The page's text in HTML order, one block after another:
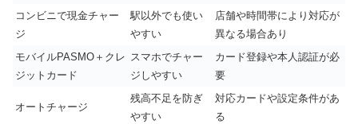
コンビニで現金チャー
ジ
駅以外でも使い
やすい
店舗や時間帯により対応が
異なる場合あり
モバイルPASMO＋クレ
ジットカード
スマホでチャー
ジしやすい
カード登録や本人認証が必
要
オートチャージ
残高不足を防ぎ
やすい
対応カードや設定条件があ
る